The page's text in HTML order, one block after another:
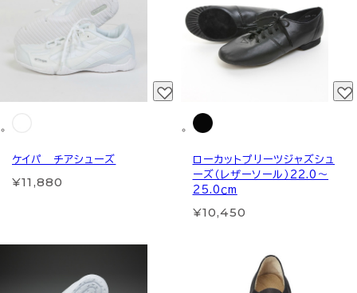
ケイパ チアシューズ
¥11,880
ローカットプリーツジャズシュ
ーズ（レザーソール）22.0～
25.0ｃm
¥10,450